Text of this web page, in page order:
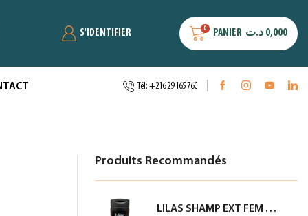
S'IDENTIFIER 0 PANIER 0,000 د.ت
Tél: +216 29 165 760
Produits Recommandés
LILAS SHAMP EXT FEM CHEV NOIR 350ML